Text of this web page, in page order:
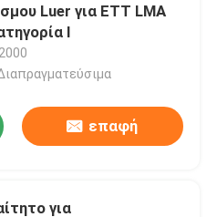
εναέριων διαδρόμων
εξοπλισμού
σωλήνα
Luer για ETT LMA
I
επαφή
για